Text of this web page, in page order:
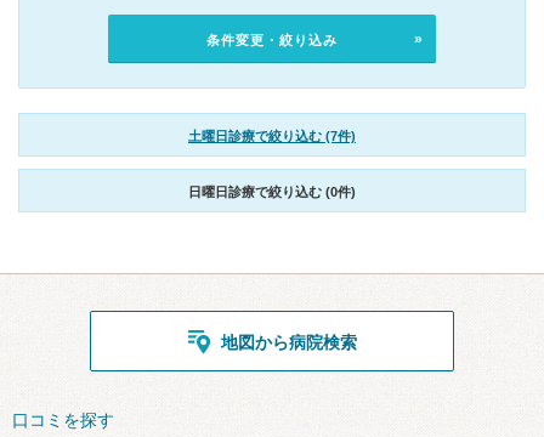
条件変更・絞り込み
土曜日診療で絞り込む (7件)
日曜日診療で絞り込む (0件)
地図から病院検索
口コミを探す